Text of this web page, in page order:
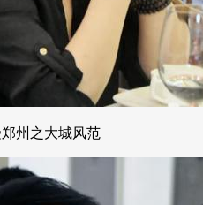
州之大城风范